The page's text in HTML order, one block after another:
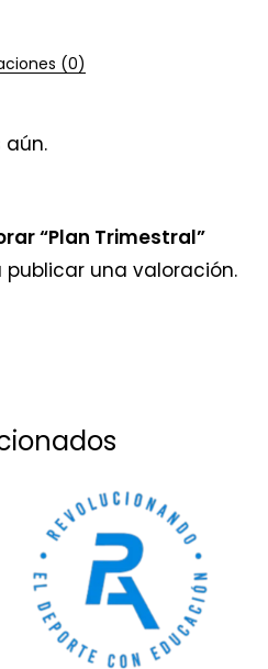
(0)
aún.
“Plan Trimestral”
una valoración.